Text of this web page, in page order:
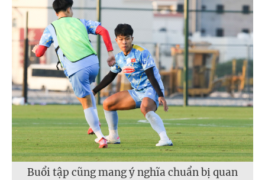
Buổi tập cũng mang ý nghĩa chuẩn bị quan